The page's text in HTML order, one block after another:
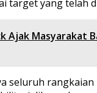
target yang telah
Ajak Masyarakat
seluruh